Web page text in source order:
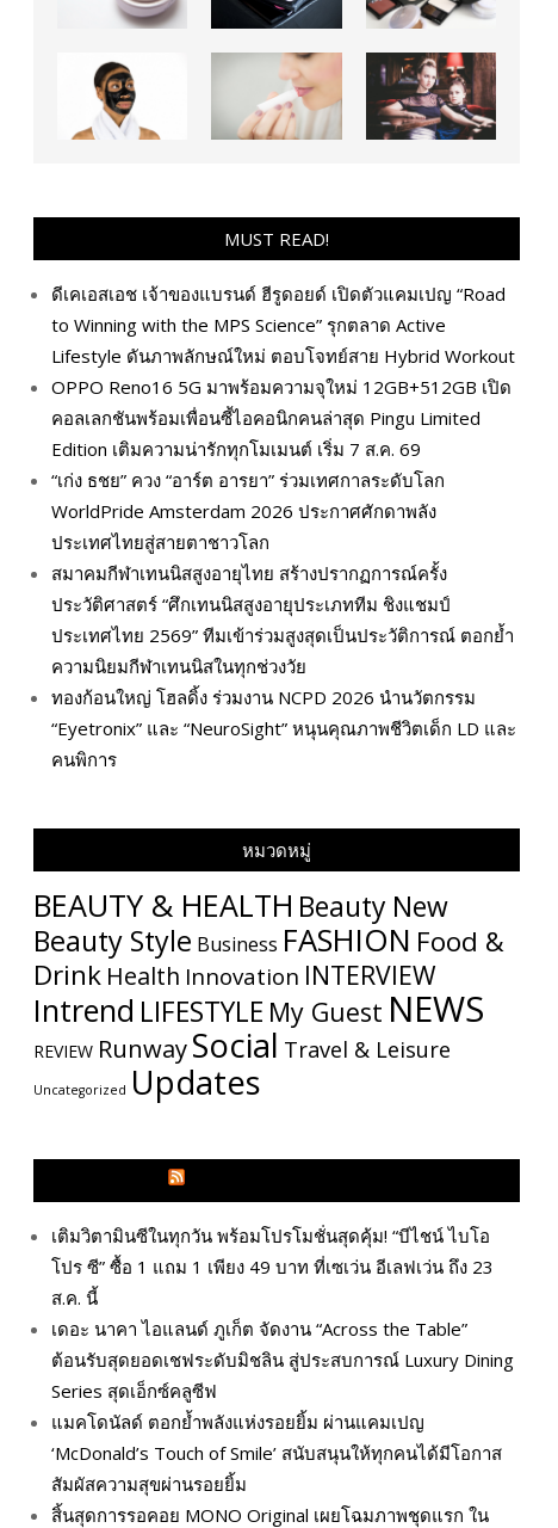
MUST READ!
ดีเคเอสเอช เจ้าของแบรนด์ ฮีรูดอยด์ เปิดตัวแคมเปญ “Road
to Winning with the MPS Science” รุกตลาด Active
Lifestyle ดันภาพลักษณ์ใหม่ ตอบโจทย์สาย Hybrid Workout
OPPO Reno16 5G มาพร้อมความจุใหม่ 12GB+512GB เปิด
คอลเลกชันพร้อมเพื่อนซี้ไอคอนิกคนล่าสุด Pingu Limited
Edition เติมความน่ารักทุกโมเมนต์ เริ่ม 7 ส.ค. 69
“เก่ง ธชย” ควง “อาร์ต อารยา” ร่วมเทศกาลระดับโลก
WorldPride Amsterdam 2026 ประกาศศักดาพลัง
ประเทศไทยสู่สายตาชาวโลก
สมาคมกีฬาเทนนิสสูงอายุไทย สร้างปรากฏการณ์ครั้ง
ประวัติศาสตร์ “ศึกเทนนิสสูงอายุประเภททีม ชิงแชมป์
ประเทศไทย 2569” ทีมเข้าร่วมสูงสุดเป็นประวัติการณ์ ตอกย้ำ
ความนิยมกีฬาเทนนิสในทุกช่วงวัย
ทองก้อนใหญ่ โฮลดิ้ง ร่วมงาน NCPD 2026 นำนวัตกรรม
“Eyetronix” และ “NeuroSight” หนุนคุณภาพชีวิตเด็ก LD และ
คนพิการ
หมวดหมู่
BEAUTY & HEALTH Beauty New
Beauty Style Business FASHION Food &
Drink Health Innovation INTERVIEW
Intrend LIFESTYLE My​ Guest NEWS
REVIEW RunwaySocial Travel & Leisure
Uncategorized Updates
เติมวิตามินซีในทุกวัน พร้อมโปรโมชั่นสุดคุ้ม! “บีไชน์ ไบโอ
โปร ซี” ซื้อ 1 แถม 1 เพียง 49 บาท ที่เซเว่น อีเลฟเว่น ถึง 23
ส.ค. นี้
เดอะ นาคา ไอแลนด์ ภูเก็ต จัดงาน “Across the Table”
ต้อนรับสุดยอดเชฟระดับมิชลิน สู่ประสบการณ์ Luxury Dining
Series สุดเอ็กซ์คลูซีฟ
แมคโดนัลด์ ตอกย้ำพลังแห่งรอยยิ้ม ผ่านแคมเปญ
‘McDonald’s Touch of Smile’ สนับสนุนให้ทุกคนได้มีโอกาส
สัมผัสความสุขผ่านรอยยิ้ม
สิ้นสุดการรอคอย MONO Original เผยโฉมภาพชุดแรก ใน